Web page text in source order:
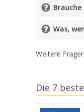
Was,
Weitere
Die 7